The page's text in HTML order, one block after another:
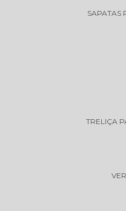
SAPATAS
TRELIÇA